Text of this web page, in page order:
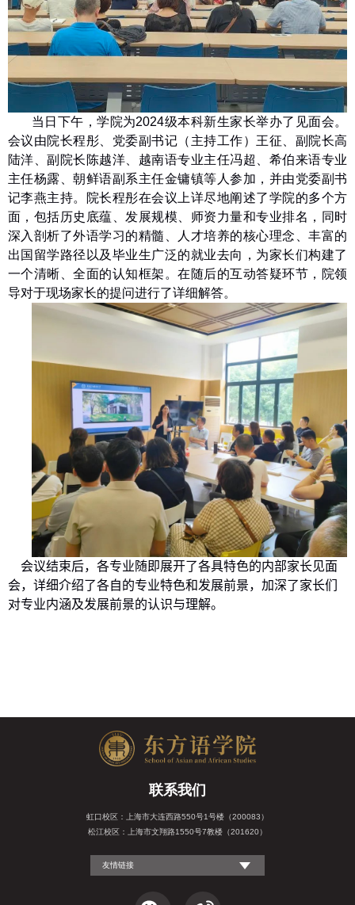
当日下午，学院为2024级本科新生家长举办了见面会。
会议由院长程彤、党委副书记（主持工作）王征、副院长高
陆洋、副院长陈越洋、越南语专业主任冯超、希伯来语专业
主任杨露、朝鲜语副系主任金镛镇等人参加，并由党委副书
记李燕主持。院长程彤在会议上详尽地阐述了学院的多个方
面，包括历史底蕴、发展规模、师资力量和专业排名，同时
深入剖析了外语学习的精髓、人才培养的核心理念、丰富的
出国留学路径以及毕业生广泛的就业去向，为家长们构建了
一个清晰、全面的认知框架。在随后的互动答疑环节，院领
导对于现场家长的提问进行了详细解答。
会议结束后，各专业随即展开了各具特色的内部家长见面
会，详细介绍了各自的专业特色和发展前景，加深了家长们
对专业内涵及发展前景的认识与理解。
联系我们
虹口校区：上海市大连西路550号1号楼（200083）
松江校区：上海市文翔路1550号7教楼（201620）
友情链接